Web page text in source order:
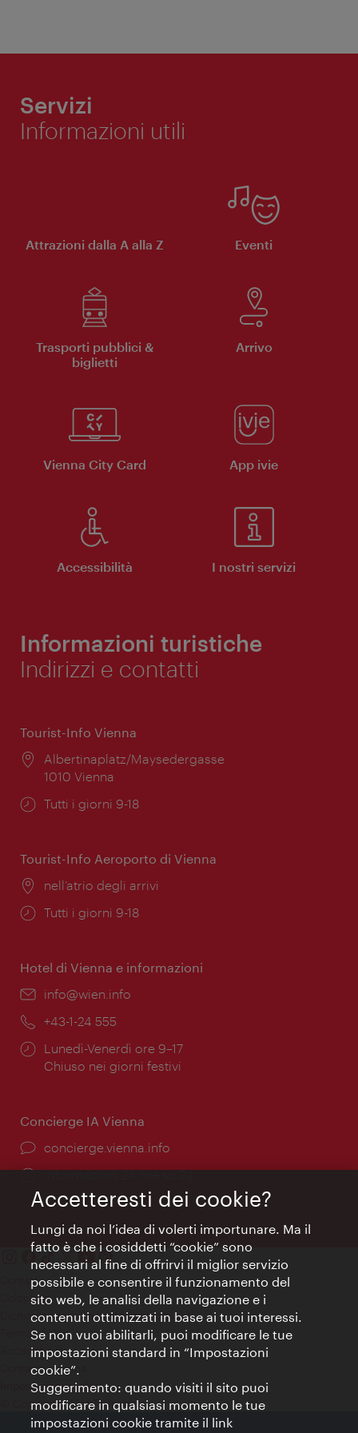
Servizi
Informazioni utili
Attrazioni dalla A alla Z Eventi
Trasporti pubblici &
biglietti
Arrivo
Vienna City Card App ivie
Accessibilità I nostri servizi
Informazioni turistiche
Indirizzi e contatti
Tourist-Info Vienna
Posizione:
Albertinaplatz/Maysedergasse
1010 Vienna
Orari
Tutti i giorni 9-18
Tourist-Info Aeroporto di Vienna
Posizione:
nell’atrio degli arrivi
Orari
Tutti i giorni 9-18
Hotel di Vienna e informazioni
Email:
info@wien.info
Telefono:
+43-1-24 555
Orari
di
Lunedì-Venerdì ore 9–17
Chiuso nei giorni festivi
Concierge IA Vienna
Ort:
concierge.vienna.info
Öffnungszeiten:
Informazioni 24 ore su 24
Contatti
Colophon
Dichiarazione sulla protezione dei dati
Terms of Use
Accessibilità
Contatto stampa
Impostazioni cookie
© Copyright WienTourismus
Accetteresti dei cookie?
Lungi da noi l’idea di volerti importunare. Ma il
fatto è che i cosiddetti “cookie” sono
necessari al fine di offrirvi il miglior servizio
possibile e consentire il funzionamento del
sito web, le analisi della navigazione e i
contenuti ottimizzati in base ai tuoi interessi.
Se non vuoi abilitarli, puoi modificare le tue
impostazioni standard in “Impostazioni
cookie”.
Suggerimento: quando visiti il sito puoi
modificare in qualsiasi momento le tue
impostazioni cookie tramite il link